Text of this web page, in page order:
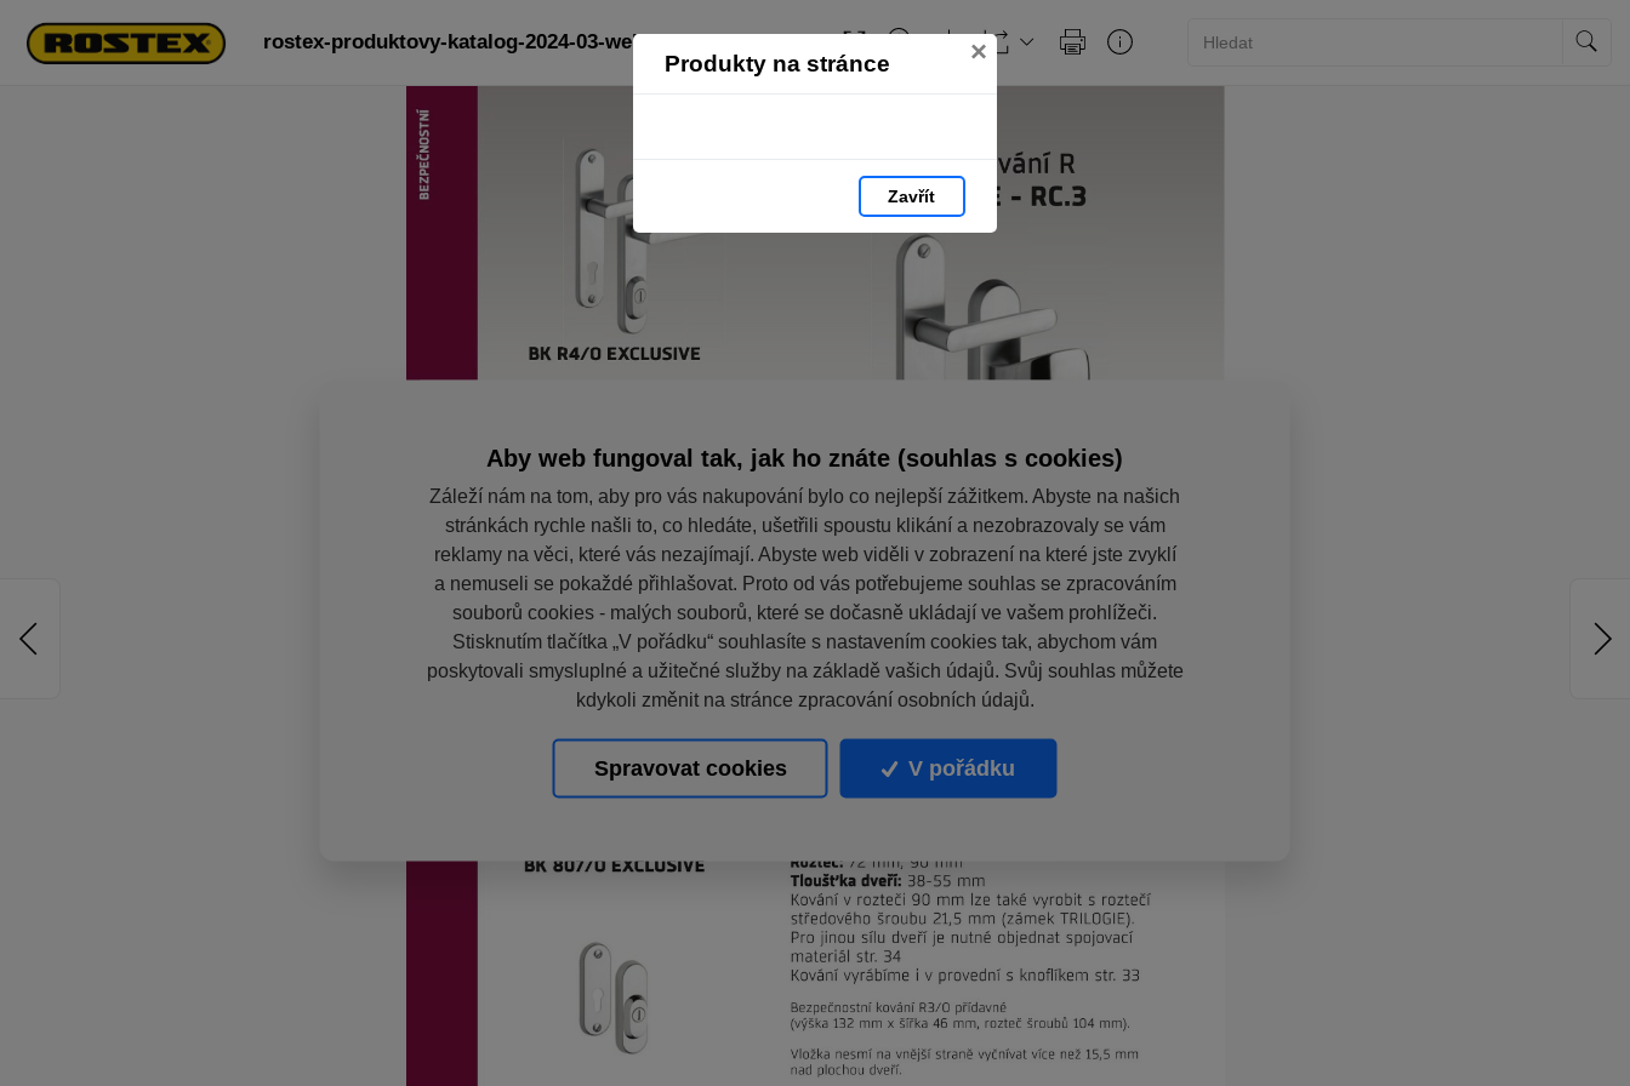
Produkty na stránce ×
Zavřít
rostex-produktovy-katalog-2024-03-web: strana 22
Aby web fungoval tak, jak ho znáte (souhlas s cookies)
Záleží nám na tom, aby pro vás nakupování bylo co nejlepší zážitkem. Abyste na našich
stránkách rychle našli to, co hledáte, ušetřili spoustu klikání a nezobrazovaly se vám
reklamy na věci, které vás nezajímají. Abyste web viděli v zobrazení na které jste zvyklí
a nemuseli se pokaždé přihlašovat. Proto od vás potřebujeme souhlas se zpracováním
souborů cookies - malých souborů, které se dočasně ukládají ve vašem prohlížeči.
Stisknutím tlačítka „V pořádku“ souhlasíte s nastavením cookies tak, abychom vám
poskytovali smysluplné a užitečné služby na základě vašich údajů. Svůj souhlas můžete
kdykoli změnit na stránce zpracování osobních údajů.
Spravovat cookies V pořádku